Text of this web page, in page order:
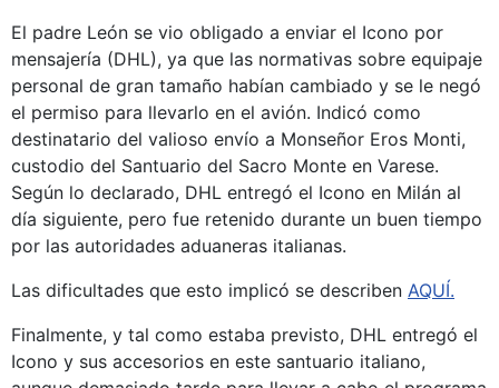
El padre León se vio obligado a enviar el Icono por
mensajería (DHL), ya que las normativas sobre equipaje
personal de gran tamaño habían cambiado y se le negó
el permiso para llevarlo en el avión. Indicó como
destinatario del valioso envío a Monseñor Eros Monti,
custodio del Santuario del Sacro Monte en Varese.
Según lo declarado, DHL entregó el Icono en Milán al
día siguiente, pero fue retenido durante un buen tiempo
por las autoridades aduaneras italianas.
Las dificultades que esto implicó se describen AQUÍ.
Finalmente, y tal como estaba previsto, DHL entregó el
Icono y sus accesorios en este santuario italiano,